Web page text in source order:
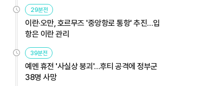
29분전
이란·오만, 호르무즈 '중앙항로 통항' 추진…입
항은 이란 관리
39분전
예멘 휴전 '사실상 붕괴'…후티 공격에 정부군
38명 사망